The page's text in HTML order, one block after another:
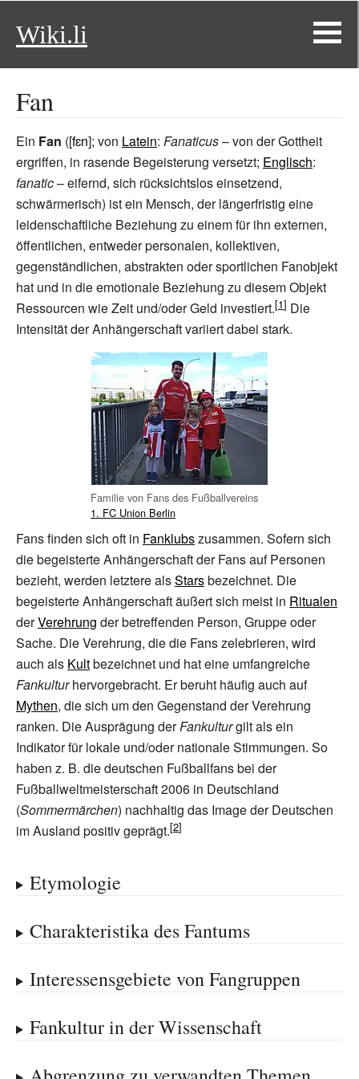
Wiki.li
Fan
Ein Fan ([fɛn]; von Latein: Fanaticus– von der Gottheit
ergriffen, in rasende Begeisterung versetzt; Englisch:
fanatic– eifernd, sich rücksichtslos einsetzend,
schwärmerisch) ist ein Mensch, der längerfristig eine
leidenschaftliche Beziehung zu einem für ihn externen,
öffentlichen, entweder personalen, kollektiven,
gegenständlichen, abstrakten oder sportlichen Fanobjekt
hat und in die emotionale Beziehung zu diesem Objekt
Ressourcen wie Zeit und/oder Geld investiert.
Die
Intensität der Anhängerschaft variiert dabei stark.
Familie von Fans des Fußballvereins
1. FC Union Berlin
Fans finden sich oft in Fanklubszusammen. Sofern sich
die begeisterte Anhängerschaft der Fans auf Personen
bezieht, werden letztere alsStarsbezeichnet. Die
begeisterte Anhängerschaft äußert sich meist in Ritualen
derVerehrung der betreffenden Person, Gruppe oder
Sache. Die Verehrung, die die Fans zelebrieren, wird
auch als Kultbezeichnet und hat eine umfangreiche
Fankulturhervorgebracht. Er beruht häufig auch auf
Mythen, die sich um den Gegenstand der Verehrung
ranken. Die Ausprägung derFankulturgilt als ein
Indikator für lokale und/oder nationale Stimmungen. So
haben z. B. die deutschen Fußballfans bei der
Fußballweltmeisterschaft 2006 in Deutschland
(Sommermärchen) nachhaltig das Image der Deutschen
im Ausland positiv geprägt.
Etymologie
Charakteristika des Fantums
Interessensgebiete von Fangruppen
Fankultur in der Wissenschaft